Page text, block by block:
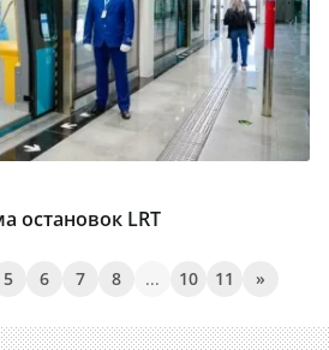
остановок LRT
5 6 7 8 ... 10 11 »